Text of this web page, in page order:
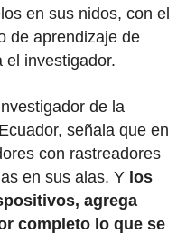
en sus nidos, con el
de aprendizaje de
el investigador.
de la
señala que en
con rastreadores
en sus alas. Y los
agrega
completo lo que se